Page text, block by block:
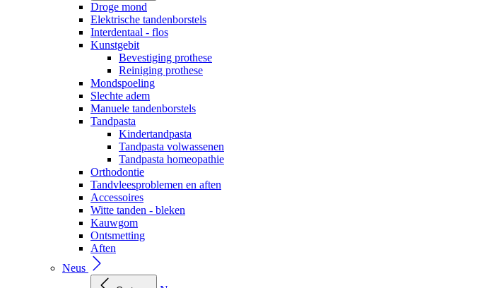
Droge mond
Elektrische tandenborstels
Interdentaal - flos
Kunstgebit
Bevestiging prothese
Reiniging prothese
Mondspoeling
Slechte adem
Manuele tandenborstels
Tandpasta
Kindertandpasta
Tandpasta volwassenen
Tandpasta homeopathie
Orthodontie
Tandvleesproblemen en aften
Accessoires
Witte tanden - bleken
Kauwgom
Ontsmetting
Aften
Neus